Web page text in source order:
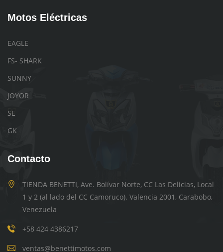
Motos Eléctricas
EAGLE
FS- SHARK
SUNNY
JOYOR
SE
GK
Contacto
TIENDA BENETTI, Ave. Bolívar Norte, CC Las Delicias, Local
1 y 2 (al lado del CC Camoruco). Valencia 2001, Carabobo,
Venezuela
+58 424 4386217
ventas@benettimotos.com